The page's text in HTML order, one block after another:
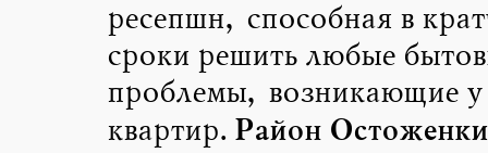
ресепшн, способная в
сроки решить любые
проблемы, возникающие у
квартир. Район